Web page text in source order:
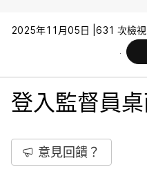
2025年11月05日 | 631 次檢視 |
登入監督員
意見回饋？